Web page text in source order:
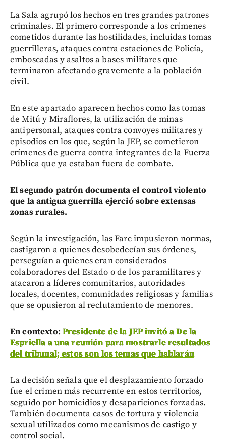
La Sala agrupó los hechos en tres grandes patrones
criminales. El primero corresponde a los crímenes
cometidos durante las hostilidades, incluidas tomas
guerrilleras, ataques contra estaciones de Policía,
emboscadas y asaltos a bases militares que
terminaron afectando gravemente a la población
civil.
En este apartado aparecen hechos como las tomas
de Mitú y Miraflores, la utilización de minas
antipersonal, ataques contra convoyes militares y
episodios en los que, según la JEP, se cometieron
crímenes de guerra contra integrantes de la Fuerza
Pública que ya estaban fuera de combate.
El segundo patrón documenta el control violento
que la antigua guerrilla ejerció sobre extensas
zonas rurales.
Según la investigación, las Farc impusieron normas,
castigaron a quienes desobedecían sus órdenes,
perseguían a quienes eran considerados
colaboradores del Estado o de los paramilitares y
atacaron a líderes comunitarios, autoridades
locales, docentes, comunidades religiosas y familias
que se opusieron al reclutamiento de menores.
En contexto: Presidente de la JEP invitó a De la
Espriella a una reunión para mostrarle resultados
del tribunal; estos son los temas que hablarán
La decisión señala que el desplazamiento forzado
fue el crimen más recurrente en estos territorios,
seguido por homicidios y desapariciones forzadas.
También documenta casos de tortura y violencia
sexual utilizados como mecanismos de castigo y
control social.